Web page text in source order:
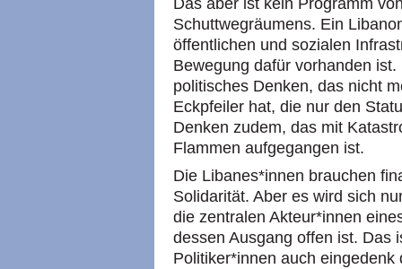
Das aber ist kein Programm
Schuttwegräumens. Ein
öffentlichen und sozialen
Bewegung dafür vorhanden
politisches Denken, das nicht
Eckpfeiler hat, die nur den
Denken zudem, das mit
Flammen aufgegangen ist.
Die Libanes*innen brauchen
Solidarität. Aber es wird sich
die zentralen Akteur*innen
dessen Ausgang offen ist. Das
Politiker*innen auch